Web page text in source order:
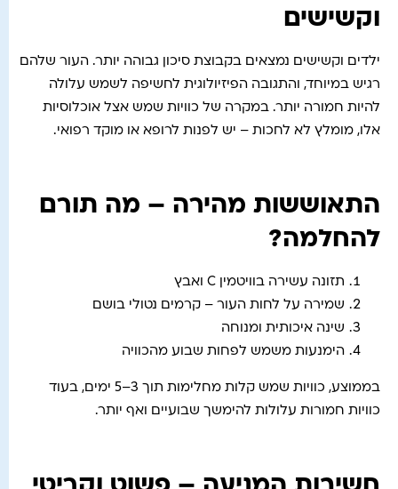
וקשישים
ילדים וקשישים נמצאים בקבוצת סיכון גבוהה יותר. העור שלהם
רגיש במיוחד, והתגובה הפיזיולוגית לחשיפה לשמש עלולה
להיות חמורה יותר. במקרה של כוויות שמש אצל אוכלוסיות
אלו, מומלץ לא לחכות – יש לפנות לרופא או מוקד רפואי.
התאוששות מהירה – מה תורם
להחלמה?
תזונה עשירה בוויטמין C ואבץ
שמירה על לחות העור – קרמים נטולי בושם
שינה איכותית ומנוחה
הימנעות משמש לפחות שבוע מהכוויה
בממוצע, כוויות שמש קלות מחלימות תוך 3–5 ימים, בעוד
כוויות חמורות עלולות להימשך שבועיים ואף יותר.